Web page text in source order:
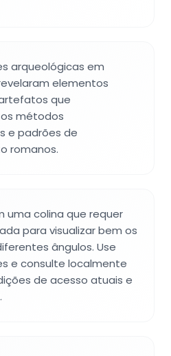
arqueológicas em
elementos
que
métodos
e padrões de
romanos.
uma colina que requer
para visualizar bem os
ângulos. Use
e consulte localmente
de acesso atuais e